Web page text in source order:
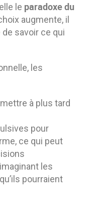
le paradoxe du
augmente, il
savoir ce qui
les
à plus tard
pour
ce qui peut
les
pourraient